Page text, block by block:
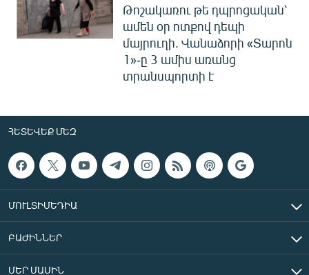
Թոշակառու թե դպրոցական՝
ամեն օր ոտքով դեպի
մայրուղի. Վանաձորի «Տարոն
1»-ը 3 ամիս առանց
տրանսպորտի է
ՀԵՏԵՎԵՔ ՄԵԶ
ՄՈՒԼՏԻՄԵԴԻԱ
ԲԱԺԻՆՆԵՐ
ՄԵՐ ՄԱՍԻՆ